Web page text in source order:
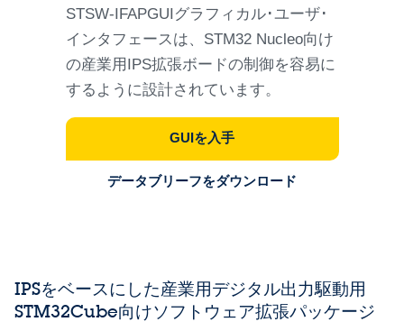
STSW-IFAPGUIグラフィカル･ユーザ･
インタフェースは、STM32 Nucleo向け
の産業用IPS拡張ボードの制御を容易に
するように設計されています。
GUIを入手
データブリーフをダウンロード
IPSをベースにした産業用デジタル出力駆動用
STM32Cube向けソフトウェア拡張パッケージ